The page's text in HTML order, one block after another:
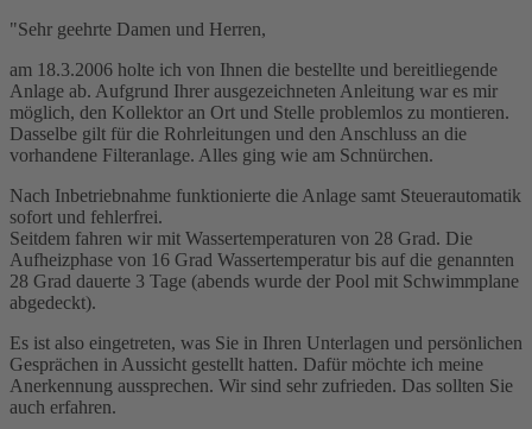
"Sehr geehrte Damen und Herren,
am 18.3.2006 holte ich von Ihnen die bestellte und bereitliegende
Anlage ab. Aufgrund Ihrer ausgezeichneten Anleitung war es mir
möglich, den Kollektor an Ort und Stelle problemlos zu montieren.
Dasselbe gilt für die Rohrleitungen und den Anschluss an die
vorhandene Filteranlage. Alles ging wie am Schnürchen.
Nach Inbetriebnahme funktionierte die Anlage samt Steuerautomatik
sofort und fehlerfrei.
Seitdem fahren wir mit Wassertemperaturen von 28 Grad. Die
Aufheizphase von 16 Grad Wassertemperatur bis auf die genannten
28 Grad dauerte 3 Tage (abends wurde der Pool mit Schwimmplane
abgedeckt).
Es ist also eingetreten, was Sie in Ihren Unterlagen und persönlichen
Gesprächen in Aussicht gestellt hatten. Dafür möchte ich meine
Anerkennung aussprechen. Wir sind sehr zufrieden. Das sollten Sie
auch erfahren.